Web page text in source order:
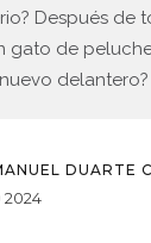
Después de
gato de
delantero?
DUARTE
2024